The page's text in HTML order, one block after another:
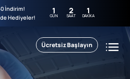
İndirim!
Hediyeler!
1
GÜN 2
SAAT 1
DAKIKA
Ücretsiz Başlayın